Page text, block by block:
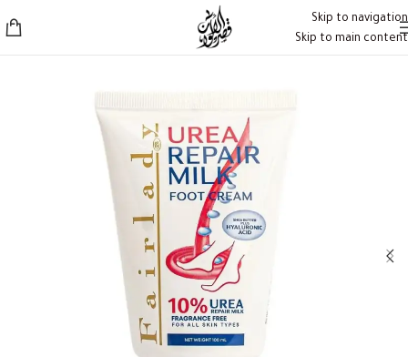
Skip to navigation
Skip to main content